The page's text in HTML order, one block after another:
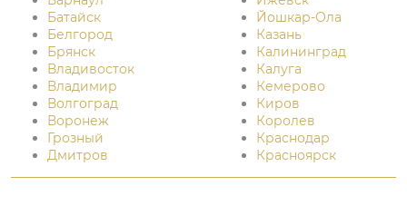
Батайск
Белгород
Брянск
Владивосток
Владимир
Волгоград
Воронеж
Грозный
Дмитров
Йошкар-Ола
Казань
Калининград
Калуга
Кемерово
Киров
Королев
Краснодар
Красноярск